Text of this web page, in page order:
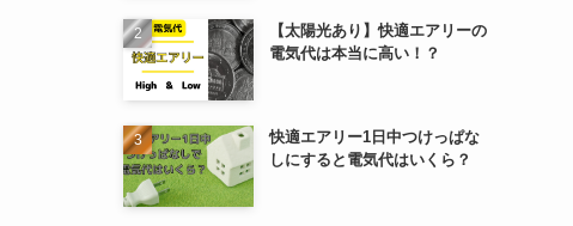
【太陽光あり】快適エアリーの
電気代は本当に高い！？
快適エアリー1日中つけっぱな
しにすると電気代はいくら？